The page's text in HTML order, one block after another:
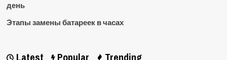
день
Этапы замены батареек в часах